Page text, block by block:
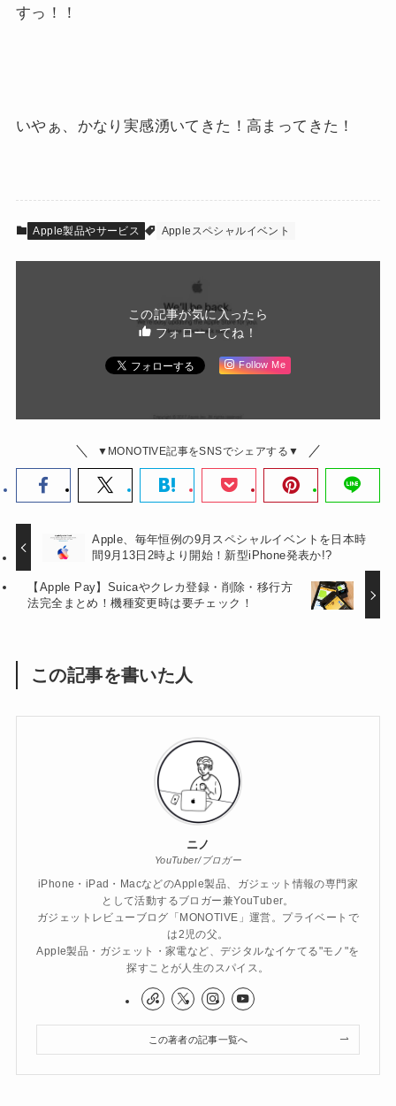
すっ！！
いやぁ、かなり実感湧いてきた！高まってきた！
Apple製品やサービス Appleスペシャルイベント
この記事が気に入ったら
フォローしてね！
Follow Me
▼MONOTIVE記事をSNSでシェアする▼
Apple、毎年恒例の9月スペシャルイベントを日本時
間9月13日2時より開始！新型iPhone発表か!?
【Apple Pay】Suicaやクレカ登録・削除・移行方
法完全まとめ！機種変更時は要チェック！
この記事を書いた人
ニノ
YouTuber/ブロガー
iPhone・iPad・MacなどのApple製品、ガジェット情報の専門家
として活動するブロガー兼YouTuber。
ガジェットレビューブログ「MONOTIVE」運営。プライベートで
は2児の父。
Apple製品・ガジェット・家電など、デジタルなイケてる"モノ"を
探すことが人生のスパイス。
この著者の記事一覧へ